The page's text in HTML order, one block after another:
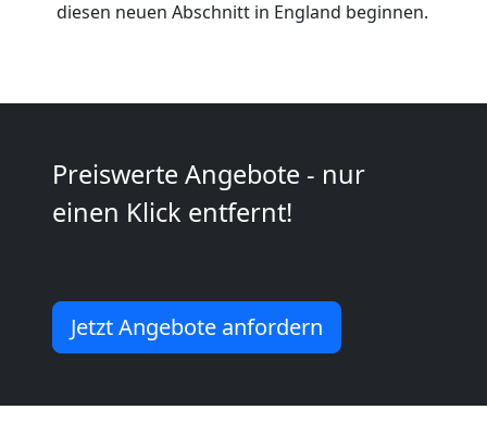
diesen neuen Abschnitt in England beginnen.
Preiswerte Angebote - nur
einen Klick entfernt!
Jetzt Angebote anfordern
Möbeltransport
Beiladung
National